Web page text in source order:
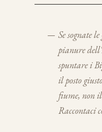
— Se sognate
pianure
spuntare i
il posto
fiume, non
Raccontaci